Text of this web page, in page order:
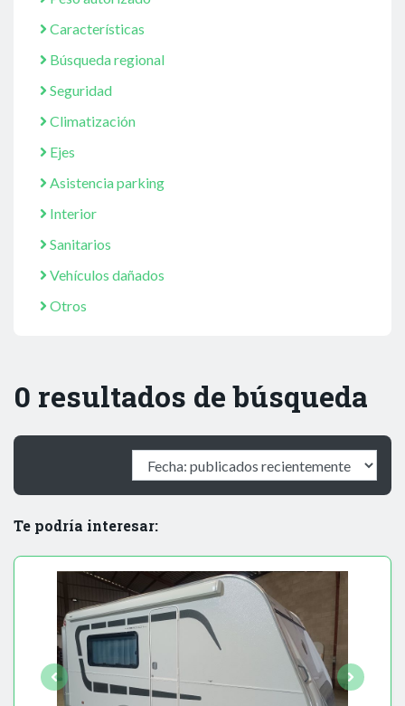
Características
Búsqueda regional
Seguridad
Climatización
Ejes
Asistencia parking
Interior
Sanitarios
Vehículos dañados
Otros
0 resultados de búsqueda
Te podría interesar: